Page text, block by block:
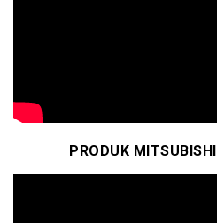
PRODUK MITSUBISHI